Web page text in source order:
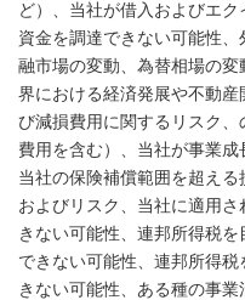
ど）、当社が借入およびエ
資金を調達できない可能性
融市場の変動、為替相場の
界における経済発展や不動
び減損費用に関するリスク
費用を含む）、当社が事業成
当社の保険補償範囲を超え
およびリスク、当社に適用
きない可能性、連邦所得税
できない可能性、連邦所得
きない可能性、ある種の事